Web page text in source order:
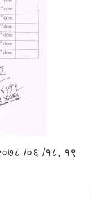
/०६ /१८, १९